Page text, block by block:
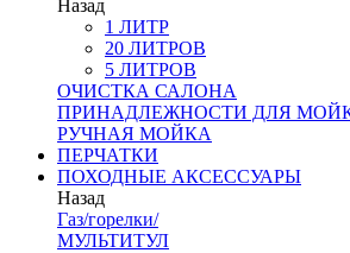
Назад
1 ЛИТР
20 ЛИТРОВ
5 ЛИТРОВ
ОЧИСТКА САЛОНА
ПРИНАДЛЕЖНОСТИ ДЛЯ
РУЧНАЯ МОЙКА
ПЕРЧАТКИ
ПОХОДНЫЕ АКСЕССУАРЫ
Назад
Газ/горелки/
МУЛЬТИТУЛ